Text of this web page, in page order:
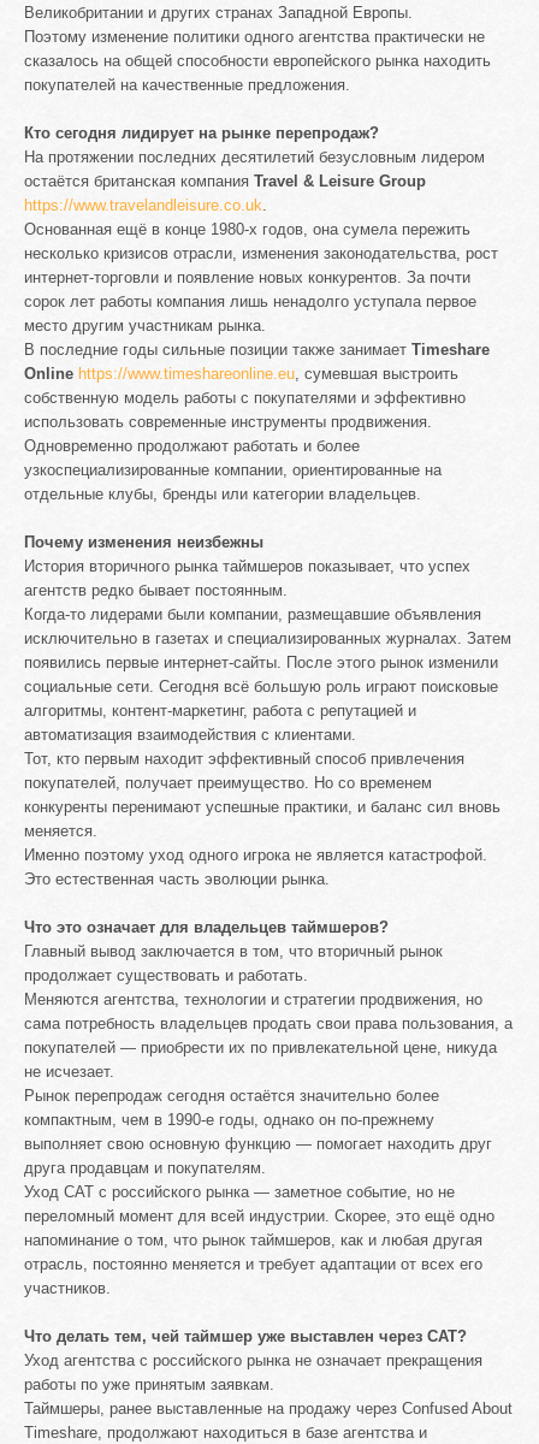
Великобритании и других странах Западной Европы.
Поэтому изменение политики одного агентства практически не
сказалось на общей способности европейского рынка находить
покупателей на качественные предложения.
Кто сегодня лидирует на рынке перепродаж?
На протяжении последних десятилетий безусловным лидером
остаётся британская компания Travel & Leisure Group
https://www.travelandleisure.co.uk.
Основанная ещё в конце 1980-х годов, она сумела пережить
несколько кризисов отрасли, изменения законодательства, рост
интернет-торговли и появление новых конкурентов. За почти
сорок лет работы компания лишь ненадолго уступала первое
место другим участникам рынка.
В последние годы сильные позиции также занимает Timeshare
Online https://www.timeshareonline.eu, сумевшая выстроить
собственную модель работы с покупателями и эффективно
использовать современные инструменты продвижения.
Одновременно продолжают работать и более
узкоспециализированные компании, ориентированные на
отдельные клубы, бренды или категории владельцев.
Почему изменения неизбежны
История вторичного рынка таймшеров показывает, что успех
агентств редко бывает постоянным.
Когда-то лидерами были компании, размещавшие объявления
исключительно в газетах и специализированных журналах. Затем
появились первые интернет-сайты. После этого рынок изменили
социальные сети. Сегодня всё большую роль играют поисковые
алгоритмы, контент-маркетинг, работа с репутацией и
автоматизация взаимодействия с клиентами.
Тот, кто первым находит эффективный способ привлечения
покупателей, получает преимущество. Но со временем
конкуренты перенимают успешные практики, и баланс сил вновь
меняется.
Именно поэтому уход одного игрока не является катастрофой.
Это естественная часть эволюции рынка.
Что это означает для владельцев таймшеров?
Главный вывод заключается в том, что вторичный рынок
продолжает существовать и работать.
Меняются агентства, технологии и стратегии продвижения, но
сама потребность владельцев продать свои права пользования, а
покупателей — приобрести их по привлекательной цене, никуда
не исчезает.
Рынок перепродаж сегодня остаётся значительно более
компактным, чем в 1990-е годы, однако он по-прежнему
выполняет свою основную функцию — помогает находить друг
друга продавцам и покупателям.
Уход CAT с российского рынка — заметное событие, но не
переломный момент для всей индустрии. Скорее, это ещё одно
напоминание о том, что рынок таймшеров, как и любая другая
отрасль, постоянно меняется и требует адаптации от всех его
участников.
Что делать тем, чей таймшер уже выставлен через CAT?
Уход агентства с российского рынка не означает прекращения
работы по уже принятым заявкам.
Таймшеры, ранее выставленные на продажу через Confused About
Timeshare, продолжают находиться в базе агентства и